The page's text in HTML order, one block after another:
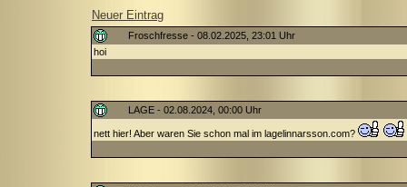
Neuer Eintrag
Froschfresse - 08.02.2025, 23:01 Uhr
hoi
LAGE - 02.08.2024, 00:00 Uhr
nett hier! Aber waren Sie schon mal im lagelinnarsson.com?